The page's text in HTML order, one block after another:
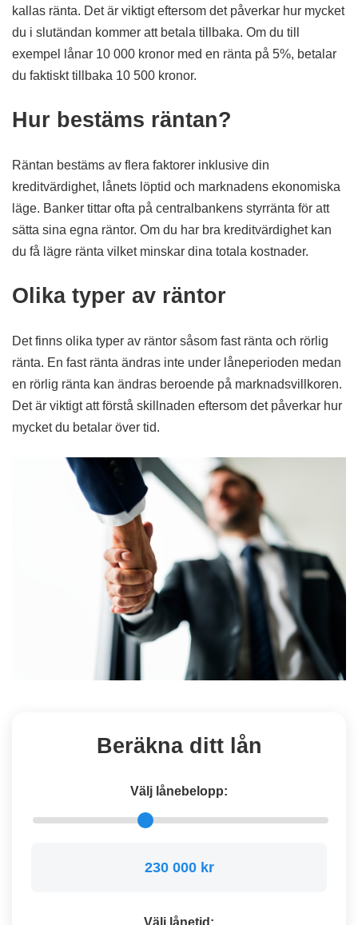
kallas ränta. Det är viktigt eftersom det påverkar hur mycket
du i slutändan kommer att betala tillbaka. Om du till
exempel lånar 10 000 kronor med en ränta på 5%, betalar
du faktiskt tillbaka 10 500 kronor.
Hur bestäms räntan?
Räntan bestäms av flera faktorer inklusive din
kreditvärdighet, lånets löptid och marknadens ekonomiska
läge. Banker tittar ofta på centralbankens styrränta för att
sätta sina egna räntor. Om du har bra kreditvärdighet kan
du få lägre ränta vilket minskar dina totala kostnader.
Olika typer av räntor
Det finns olika typer av räntor såsom fast ränta och rörlig
ränta. En fast ränta ändras inte under låneperioden medan
en rörlig ränta kan ändras beroende på marknadsvillkoren.
Det är viktigt att förstå skillnaden eftersom det påverkar hur
mycket du betalar över tid.
Beräkna ditt lån
Välj lånebelopp:
230 000 kr
Välj lånetid: